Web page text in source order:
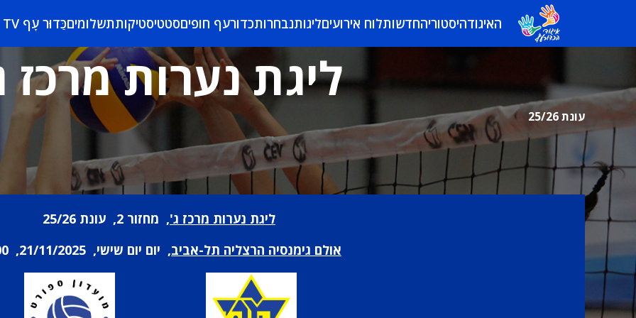
האיגודהיסטוריהחדשותלוח אירועיםליגותנבחרותכדורעף חופיםסטטיסטיקותתשלומיםכַּדוּר עָף TV
ליגת נערות מרכז
עונת 25/26
ליגת נערות מרכז ג', מחזור 2, עונת 25/26
אולם גימנסיה הרצליה תל-אביב, יום יום שישי, 21/11/2025, 13:00